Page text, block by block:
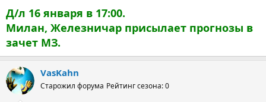
Д/л 16 января в 17:00.
Милан, Железничар присылает прогнозы в
зачет МЗ.
VasKahn
Старожил форума Рейтинг сезона: 0